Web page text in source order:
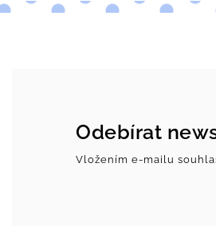
Odebírat
Vložením e-mailu